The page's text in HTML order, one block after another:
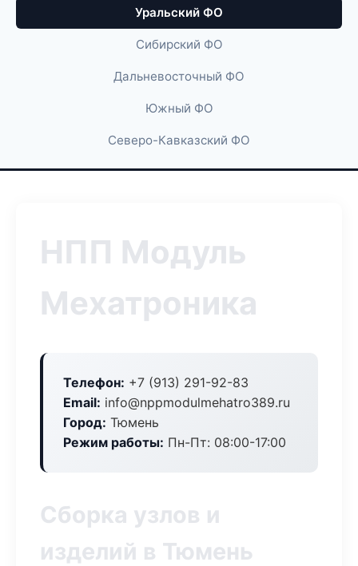
Уральский ФО
Сибирский ФО
Дальневосточный ФО
Южный ФО
Северо-Кавказский ФО
НПП Модуль
Мехатроника
Телефон: +7 (913) 291-92-83
Email: info@nppmodulmehatro389.ru
Город: Тюмень
Режим работы: Пн-Пт: 08:00-17:00
Сборка узлов и
изделий в Тюмень